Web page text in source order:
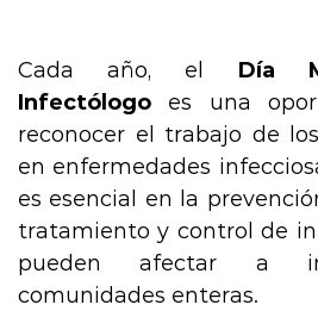
Cada año, el Día
Infectólogo es una
reconocer el trabajo de
en enfermedades
es esencial en la
tratamiento y control de
pueden afectar a
comunidades enteras.